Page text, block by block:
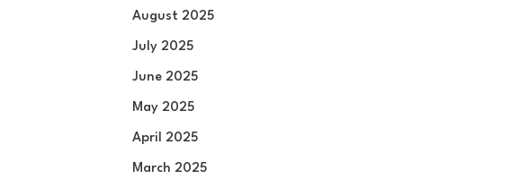
August 2025
July 2025
June 2025
May 2025
April 2025
March 2025